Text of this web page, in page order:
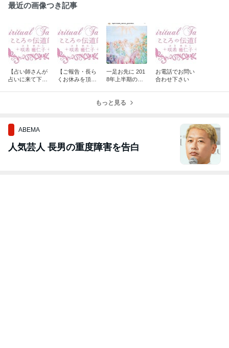
最近の画像つき記事
【占い師さんが
占いに来て下さ
【ご報告・長ら
くお休みを頂い
一足お先に 201
8年上半期の運
あなた
お電話でお問い
合わせ下さい
もっと見る
ABEMA
人気芸人 長男の重度障害を告白